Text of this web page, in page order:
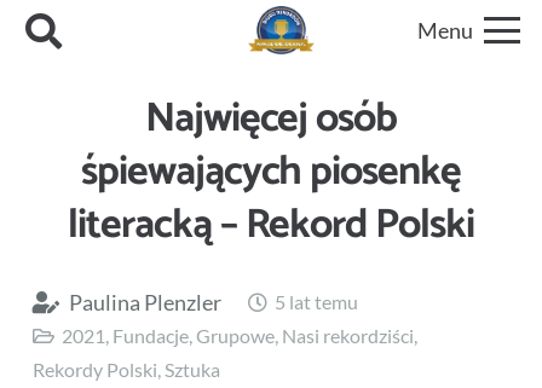
Menu
Najwięcej osób
śpiewających piosenkę
literacką – Rekord Polski
Paulina Plenzler
5 lat temu
2021, Fundacje,Grupowe, Nasi rekordziści,
Rekordy Polski,Sztuka